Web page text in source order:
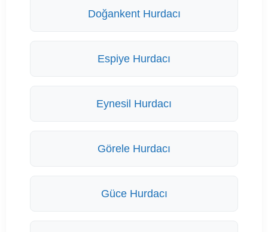
Doğankent Hurdacı
Espiye Hurdacı
Eynesil Hurdacı
Görele Hurdacı
Güce Hurdacı